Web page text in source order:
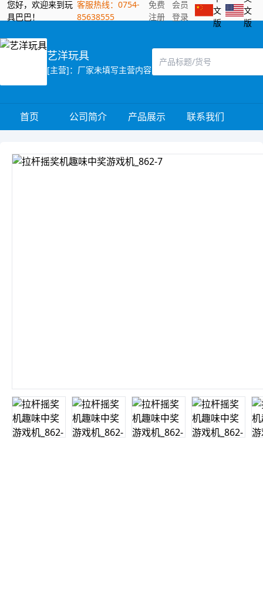
您好，欢迎来到玩
具巴巴！
客服热线：0754-
85638555
免费
注册
会员
登录
文
版
文
版
艺洋玩具
[主营]：厂家未填写主营内容
首页 公司简介 产品展示 联系我们